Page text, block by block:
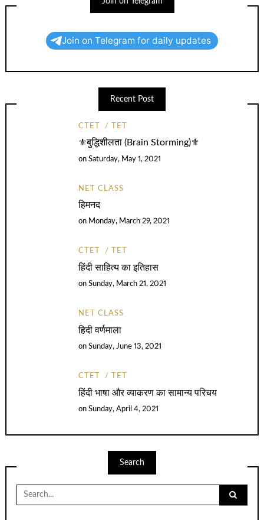
Join on Telegram for daily updates
Recent Post
CTET TET
⚜️बुद्धिशीलता (Brain Storming)⚜️
onSaturday, May 1, 2021
NET CLASS
हिमनद
on Monday, March 29, 2021
CTET TET
हिंदी साहित्य का इतिहास
onSunday, March 21, 2021
NET CLASS
हिदी वर्णमाला
onSunday, June 13, 2021
CTET TET
हिंदी भाषा और व्याकरण का सामान्य परिचय
onSunday, April 4, 2021
Search
Search
for: